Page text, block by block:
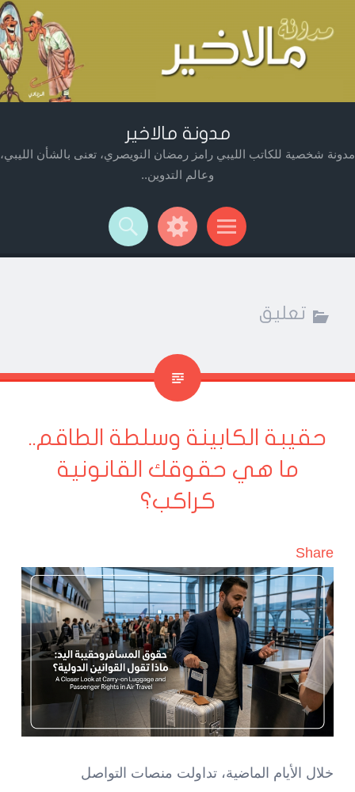
مدونة مالاخير
مدونة شخصية للكاتب الليبي رامز رمضان النويصري، تعنى بالشأن الليبي،
وعالم التدوين..
Menu
Widgets
Search
تعليق
حقيبة الكابينة وسلطة الطاقم..
ما هي حقوقك القانونية
كراكب؟
Share
خلال الأيام الماضية، تداولت منصات التواصل